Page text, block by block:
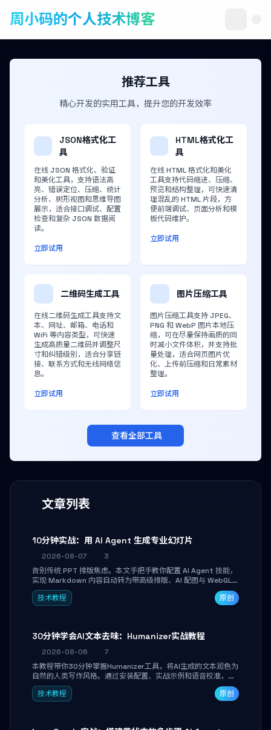
周小码的个人技术博客
文章列表
10分钟实战：用 AI Agent 生成专业幻灯片
2026-08-07
3
告别传统 PPT 排版焦虑。本文手把手教你配置 AI Agent 技能，
实现 Markdown 内容自动转为带高级排版、AI 配图与 WebGL
运行时的 HTML 幻灯片。只需专注内容，10 分钟即可产出可投
屏的专业级演示文稿。
技术教程 原创
30分钟学会AI文本去味：Humanizer实战教程
2026-08-06
7
本教程带你30分钟掌握Humanizer工具，将AI生成的文本润色为
自然的人类写作风格。通过安装配置、实战示例和语音校准，让
你的内容告别AI痕迹，匹配个人写作习惯，适合内容创作者和技
术博主。
技术教程 原创
推荐工具
精心开发的实用工具，提升您的开发效率
JSON格式化工
具
在线 JSON 格式化、验证
和美化工具，支持语法高
亮、错误定位、压缩、统计
分析、树形视图和思维导图
展示，适合接口调试、配置
检查和复杂 JSON 数据阅
读。
立即试用
HTML格式化工
具
在线 HTML 格式化和美化
工具支持代码缩进、压缩、
预览和结构整理，可快速清
理混乱的 HTML 片段，方
便前端调试、页面分析和模
板代码维护。
立即试用
二维码生成工具
在线二维码生成工具支持文
本、网址、邮箱、电话和
WiFi 等内容类型，可快速
生成高质量二维码并调整尺
寸和纠错级别，适合分享链
接、联系方式和无线网络信
息。
立即试用
图片压缩工具
图片压缩工具支持 JPEG、
PNG 和 WebP 图片本地压
缩，可在尽量保持画质的同
时减小文件体积，并支持批
量处理，适合网页图片优
化、上传前压缩和日常素材
整理。
立即试用
查看全部工具